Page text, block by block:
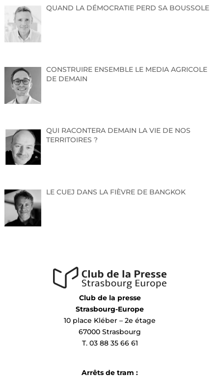
QUAND LA DÉMOCRATIE PERD SA BOUSSOLE
CONSTRUIRE ENSEMBLE LE MEDIA AGRICOLE
DE DEMAIN
QUI RACONTERA DEMAIN LA VIE DE NOS
TERRITOIRES ?
LE CUEJ DANS LA FIÈVRE DE BANGKOK
Club de la presse
Strasbourg-Europe
10 place Kléber – 2e étage
67000 Strasbourg
T. 03 88 35 66 61
Arrêts de tram :